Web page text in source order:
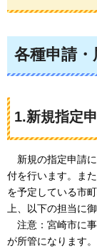
各種申請
1.新規指定
新規の指定申請
付を行います。ま
を予定している市
上、以下の担当に
注意： 宮崎市に
が所管になります。